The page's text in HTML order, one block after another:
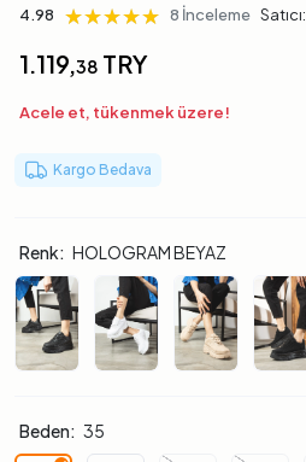
4.98 ★★★★★
★★★★★
★★★★★ 8 İnceleme Satıcı:
1.119,38 TRY
Acele et, tükenmek üzere!
Kargo Bedava
Renk: HOLOGRAM BEYAZ
Beden: 35